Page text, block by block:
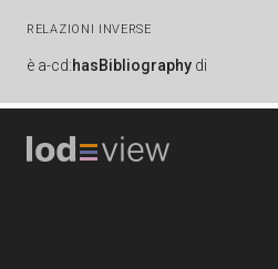
RELAZIONI INVERSE
è a-cd:hasBibliography di